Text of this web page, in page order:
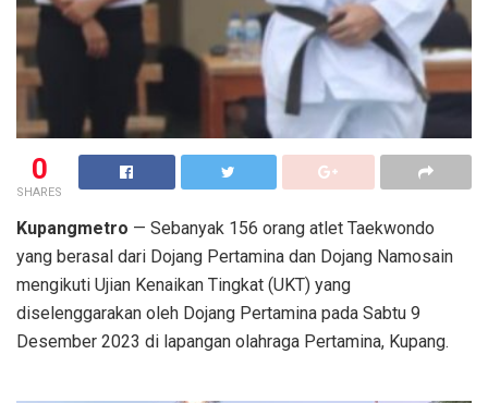
0
SHARES
Kupangmetro — Sebanyak 156 orang atlet Taekwondo
yang berasal dari Dojang Pertamina dan Dojang Namosain
mengikuti Ujian Kenaikan Tingkat (UKT) yang
diselenggarakan oleh Dojang Pertamina pada Sabtu 9
Desember 2023 di lapangan olahraga Pertamina, Kupang.